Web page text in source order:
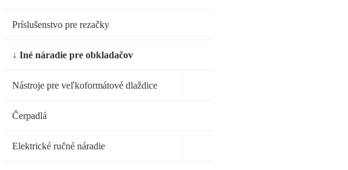
Príslušenstvo pre rezačky
↓ Iné náradie pre obkladačov
Nástroje pre veľkoformátové dlaždice
Čerpadlá
Elektrické ručné náradie